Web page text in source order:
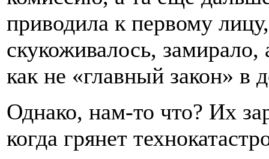
приводила к первому
скукоживалось,
как не «главный закон» в
Однако, нам-то что? Их
когда грянет